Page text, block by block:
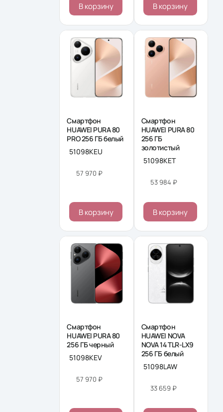
В корзину В корзину
Смартфон
HUAWEI PURA 80
PRO 256 ΓБ белый
51098KEU
57 970 ₽
В корзину
Смартфон
HUAWEI PURA 80
256 ΓБ
золотистый
51098KET
53 984 ₽
В корзину
Смартфон
HUAWEI PURA 80
256 ΓБ черный
51098KEV
57 970 ₽
Смартфон
HUAWEI NOVA
NOVA 14 TLR-LX9
256 ΓБ белый
51098LAW
33 659 ₽